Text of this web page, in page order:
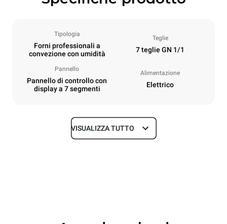
Tipologia
Forni professionali a
convezione con umidità
Teglie
7 teglie GN 1/1
Pannello
Pannello di controllo con
display a 7 segmenti
Alimentazione
Elettrico
Dimensioni
VISUALIZZA TUTTO